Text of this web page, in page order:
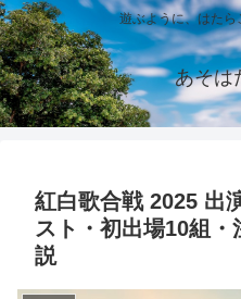
遊ぶように、はた
あそは
紅白歌合戦 2025 出
スト・初出場10組
説